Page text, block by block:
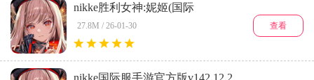
nikke胜利女神:妮姬(国际
服)v142.12.2
27.8M / 26-01-30 查看
nikke国际服手游官方版v142.12.2